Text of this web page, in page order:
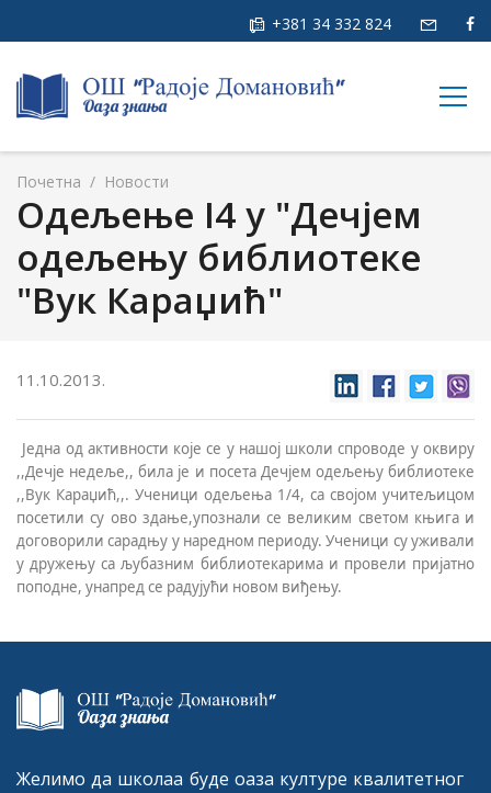
+381 34 332 824
Почетна / Новости
Oдељење I4 у "Дечјем
одељењу библиотеке
"Вук Караџић"
11.10.2013.
Једна од активности које се у нашој школи спроводе у оквиру
,,Дечје недеље,, била је и посета Дечјем одељењу библиотеке
,,Вук Караџић,,. Ученици одељења 1/4, са својом учитељицом
посетили су ово здање,упознали се великим светом књига и
договорили сарадњу у наредном периоду.Ученици су уживали
у дружењу са љубазним библиотекарима и провели пријатно
поподне, унапред се радујући новом виђењу.
Желимо да школаа буде оаза културе квалитетног